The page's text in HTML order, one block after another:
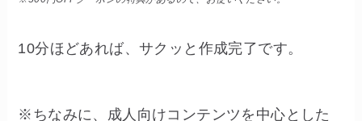
10分ほどあれば、サクッと作成完了です。
※ちなみに、成人向けコンテンツを中心とした